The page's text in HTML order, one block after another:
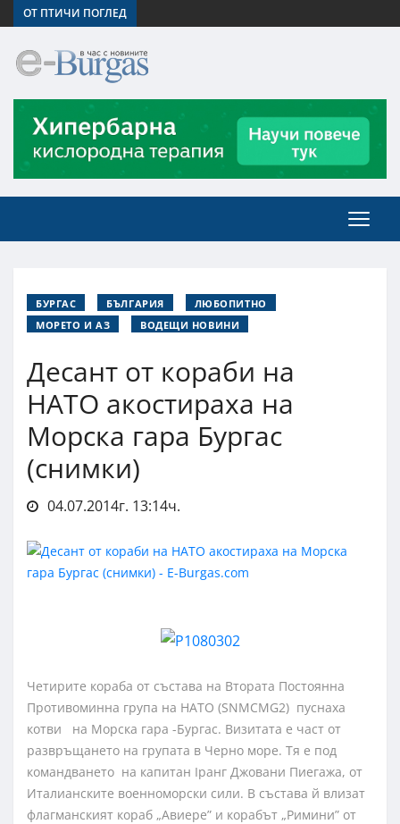
ОТ ПТИЧИ ПОГЛЕД
БУРГАС БЪЛГАРИЯ
ЛЮБОПИТНО
МОРЕТО И АЗ
ВОДЕЩИ НОВИНИ
Десант от кораби на
НАТО акостираха на
Морска гара Бургас
(снимки)
04.07.2014г. 13:14ч.
Четирите кораба от състава на Втората Постоянна
Противоминна група на НАТО (SNMCMG2) пуснаха
котви на Морска гара -Бургас. Визитата е част от
развръщането на групата в Черно море. Тя е под
командването на капитан Iранг Джовани Пиегажа, от
Италианските военноморски сили. В състава й влизат
флагманският кораб „Авиере” и корабът „Римини” от